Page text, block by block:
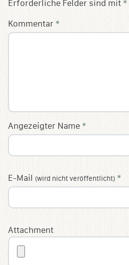
Erforderliche Felder sind mit *
Kommentar *
Angezeigter Name *
E-Mail (wird nicht veröffentlicht) *
Attachment